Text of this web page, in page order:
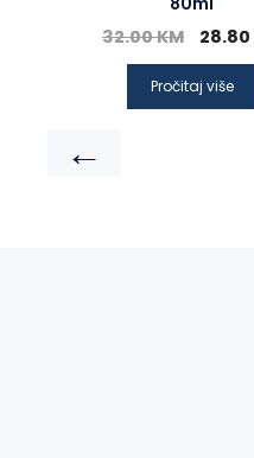
32.00KM 28.80
Pročitaj više
←